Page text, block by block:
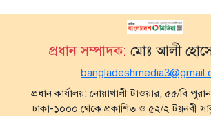
প্রধান সম্পাদক: মোঃ আলী
প্রধান কার্যালয়: নোয়াখালী টাওয়ার, ৫৫/বি
ঢাকা-১০০০ থেকে প্রকাশিত ও ৫২/২ টয়নবী